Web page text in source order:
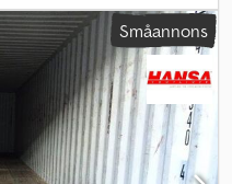
i alla storlekar och
specialisten! Dedpfst A R I
Småannons